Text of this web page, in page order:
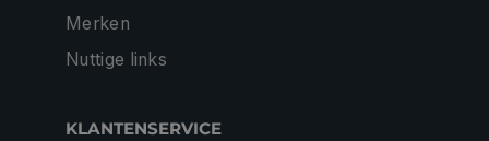
Merken
Nuttige links
KLANTENSERVICE